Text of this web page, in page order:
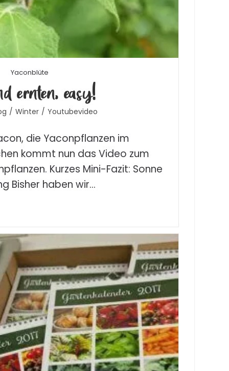
Yaconblüte
ernten, easy!
/ Winter / Youtubevideo
die Yaconpflanzen im
kommt nun das Video zum
Kurzes Mini-Fazit: Sonne
Bisher haben wir…